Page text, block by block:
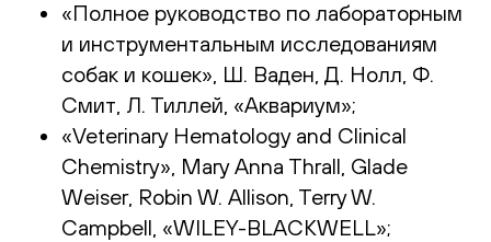
«Полное руководство по лабораторным
и инструментальным исследованиям
собак и кошек», Ш. Ваден, Д. Нолл, Ф.
Смит, Л. Тиллей, «Аквариум»;
«Veterinary Hematology and Clinical
Chemistry», Mary Anna Thrall, Glade
Weiser, Robin W. Allison, Terry W.
Campbell, «WILEY-BLACKWELL»;